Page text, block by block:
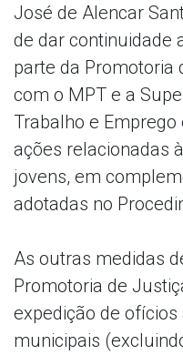
José de Alencar
de dar continuidade
parte da Promotoria
com o MPT e a
Trabalho e
ações relacionadas
jovens, em
adotadas no
As outras medidas
Promotoria de
expedição de
municipais